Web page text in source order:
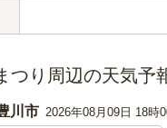
つり周辺の天気予
川市 2026年08月09日 18時